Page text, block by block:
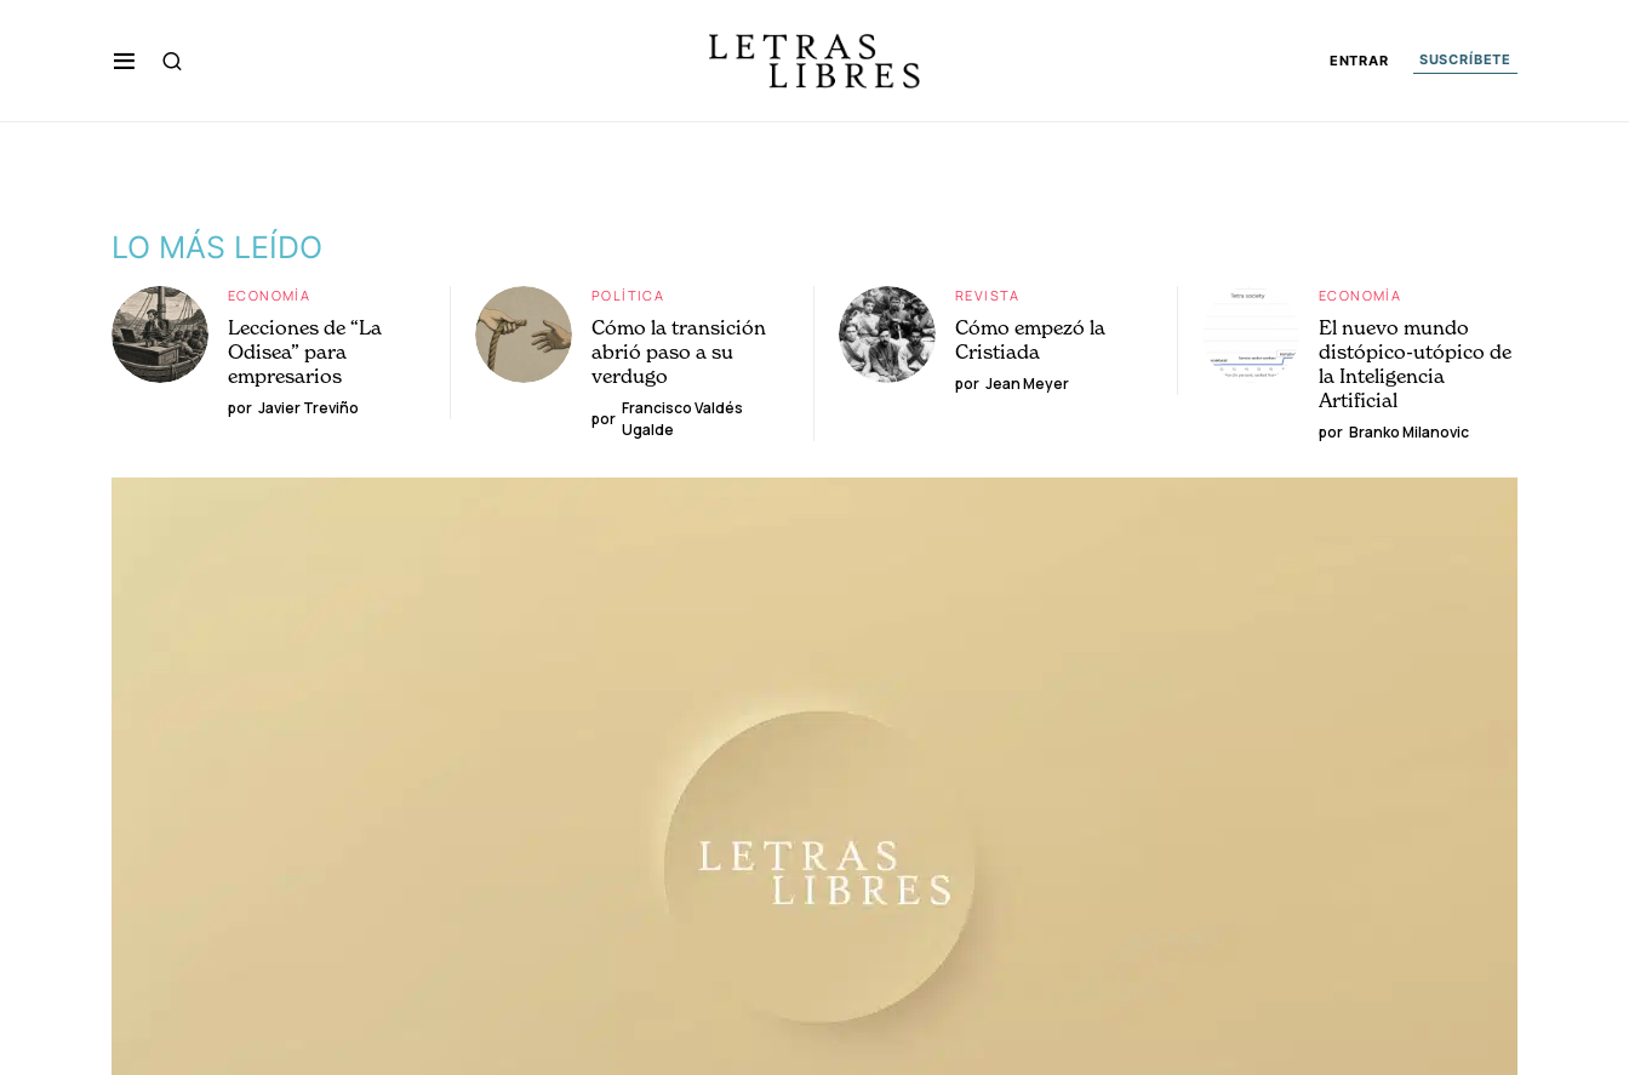
ENTRAR SUSCRÍBETE
LO MÁS LEÍDO
ECONOMÍA
Lecciones de “La
Odisea” para
empresarios
por Javier Treviño
POLÍTICA
Cómo la transición
abrió paso a su
verdugo
por
Francisco Valdés
Ugalde
REVISTA
Cómo empezó la
Cristiada
por Jean Meyer
ECONOMÍA
El nuevo mundo
distópico-utópico de
la Inteligencia
Artificial
por Branko Milanovic